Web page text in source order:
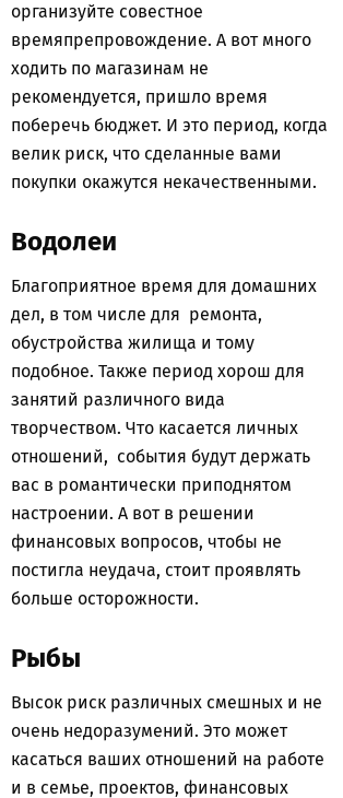
организуйте совестное
времяпрепровождение. А вот много
ходить по магазинам не
рекомендуется, пришло время
поберечь бюджет. И это период, когда
велик риск, что сделанные вами
покупки окажутся некачественными.
Водолеи
Благоприятное время для домашних
дел, в том числе для ремонта,
обустройства жилища и тому
подобное. Также период хорош для
занятий различного вида
творчеством. Что касается личных
отношений, события будут держать
вас в романтически приподнятом
настроении. А вот в решении
финансовых вопросов, чтобы не
постигла неудача, стоит проявлять
больше осторожности.
Рыбы
Высок риск различных смешных и не
очень недоразумений. Это может
касаться ваших отношений на работе
и в семье, проектов, финансовых